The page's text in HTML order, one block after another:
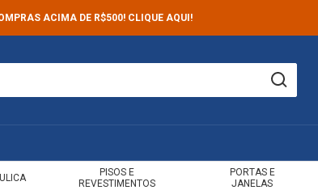
ACIMA DE R$500! CLIQUE AQUI!
PISOS E
REVESTIMENTOS
PORTAS E
JANELAS